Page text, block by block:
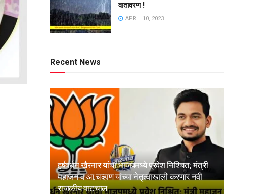
वातावरण !
APRIL 10, 2023
Recent News
हर्षवर्धन खैरनार यांचा भाजपमध्ये प्रवेश निश्चित; मंत्री
महाजन व आ.चव्हाण यांच्या नेतृत्वाखाली करणार नवी
राजकीय वाटचाल